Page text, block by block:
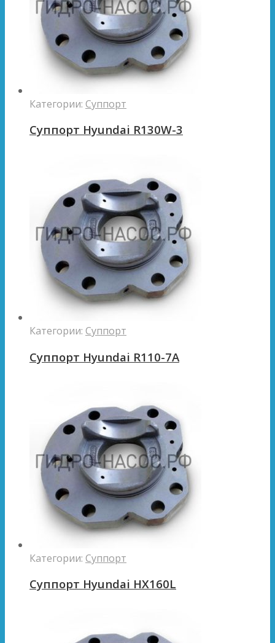
Категории: Суппорт
Суппорт Hyundai R130W-3
Категории: Суппорт
Суппорт Hyundai R110-7A
Категории: Суппорт
Суппорт Hyundai HX160L